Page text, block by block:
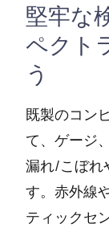
堅牢な
ペクト
う
既製のコン
て、ゲージ
漏れ/こぼれ
す。赤外線
ティックセ